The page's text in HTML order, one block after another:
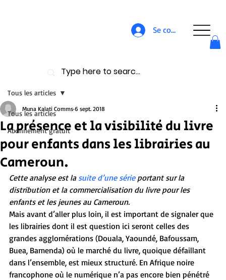
Se connecter
Tous les articles
Abonnement gratuit
Tous les articles
La présence et la visibilité du livre
pour enfants dans les librairies au
Cameroun.
Muna Kalati Comms 6 sept. 2018
Cette analyse est la suite d’une série portant sur la
distribution et la commercialisation du livre pour les
enfants et les jeunes au Cameroun.
Mais avant d’aller plus loin, il est important de signaler que
les librairies dont il est question ici seront celles des
grandes agglomérations (Douala, Yaoundé, Bafoussam,
Buea, Bamenda) où le marché du livre, quoique défaillant
dans l’ensemble, est mieux structuré. En Afrique noire
francophone où le numérique n’a pas encore bien pénétré